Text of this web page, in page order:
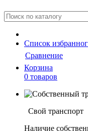
Cписок
Сравнение
Корзина
0 товаров
Свой транспорт
Наличие